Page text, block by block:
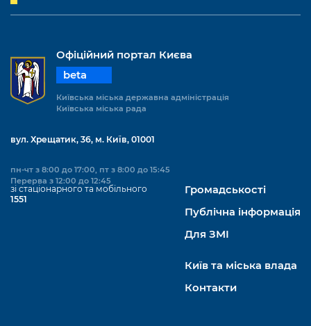
Офіційний портал Києва
beta
Київська міська державна адміністрація
Київська міська рада
вул. Хрещатик, 36, м. Київ, 01001
пн-чт з 8:00 до 17:00, пт з 8:00 до 15:45
Перерва з 12:00 до 12:45
зі стаціонарного та мобільного
1551
Громадськості
Публічна інформація
Для ЗМІ
Київ та міська влада
Контакти